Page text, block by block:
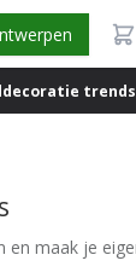
trends
en maak je